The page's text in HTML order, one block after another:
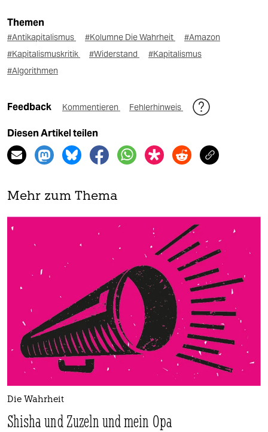
Themen
#Antikapitalismus #Kolumne Die Wahrheit
#Amazon
#Kapitalismuskritik
#Widerstand
#Kapitalismus
#Algorithmen
Feedback Kommentieren Fehlerhinweis
Diesen Artikel teilen
Mehr zum Thema
Die Wahrheit
Shisha und Zuzeln und mein Opa